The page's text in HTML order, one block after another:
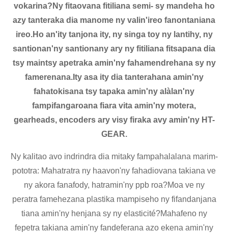
vokarina?Ny fitaovana fitiliana semi- sy mandeha ho
azy tanteraka dia manome ny valin'ireo fanontaniana
ireo.Ho an'ity tanjona ity, ny singa toy ny lantihy, ny
santionan'ny santionany ary ny fitiliana fitsapana dia
tsy maintsy apetraka amin'ny fahamendrehana sy ny
famerenana.Ity asa ity dia tanterahana amin'ny
fahatokisana tsy tapaka amin'ny alàlan'ny
fampifangaroana fiara vita amin'ny motera,
gearheads, encoders ary visy firaka avy amin'ny HT-
GEAR.
Ny kalitao avo indrindra dia mitaky fampahalalana marim-
pototra: Mahatratra ny haavon'ny fahadiovana takiana ve
ny akora fanafody, hatramin'ny ppb roa?Moa ve ny
peratra famehezana plastika mampiseho ny fifandanjana
tiana amin'ny henjana sy ny elasticité?Mahafeno ny
fepetra takiana amin'ny fandeferana azo ekena amin'ny